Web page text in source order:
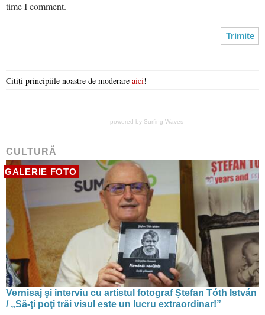
time I comment.
Citiți principiile noastre de moderare aici!
powered by Surfing Waves
CULTURĂ
GALERIE FOTO
Vernisaj şi interviu cu artistul fotograf Ștefan Tóth István
/ „Să-ţi poţi trăi visul este un lucru extraordinar!”